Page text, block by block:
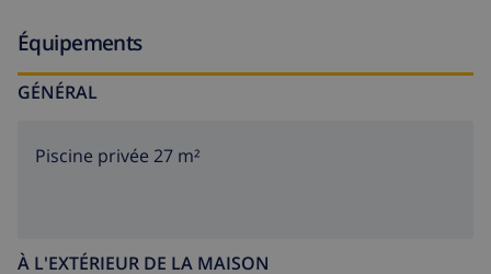
Équipements
GÉNÉRAL
Piscine privée 27 m²
À L'EXTÉRIEUR DE LA MAISON